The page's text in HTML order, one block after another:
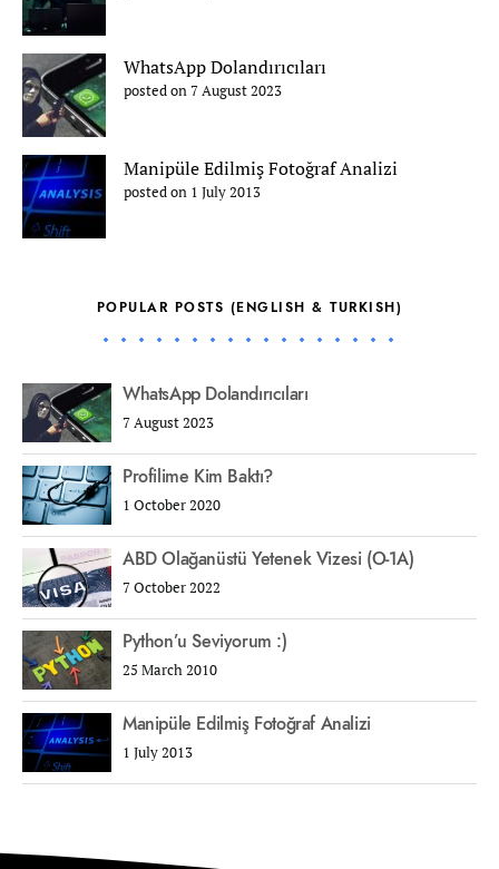
WhatsApp Dolandırıcıları
posted on 7 August 2023
Manipüle Edilmiş Fotoğraf Analizi
posted on 1 July 2013
POPULAR POSTS (ENGLISH & TURKISH)
WhatsApp Dolandırıcıları
7 August 2023
Profilime Kim Baktı?
1 October 2020
ABD Olağanüstü Yetenek Vizesi (O-1A)
7 October 2022
Python’u Seviyorum :)
25 March 2010
Manipüle Edilmiş Fotoğraf Analizi
1 July 2013